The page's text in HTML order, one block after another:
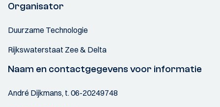
Organisator
Duurzame Technologie
Rijkswaterstaat Zee & Delta
Naam en contactgegevens voor informatie
André Dijkmans, t. 06-20249748